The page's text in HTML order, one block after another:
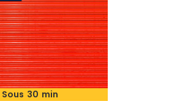
Sous 30 min